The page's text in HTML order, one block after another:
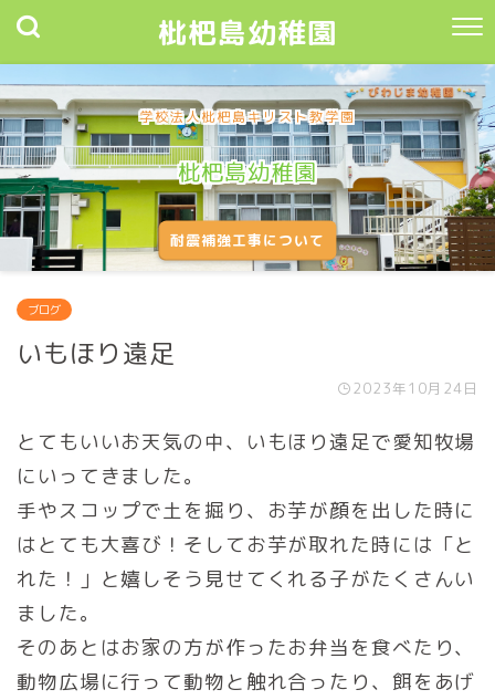
枇杷島幼稚園
学校法人枇杷島キリスト教学園
枇杷島幼稚園
耐震補強工事について
ブログ
いもほり遠足
2023年10月24日
とてもいいお天気の中、いもほり遠足で愛知牧場
にいってきました。
手やスコップで土を掘り、お芋が顔を出した時に
はとても大喜び！そしてお芋が取れた時には「と
れた！」と嬉しそう見せてくれる子がたくさんい
ました。
そのあとはお家の方が作ったお弁当を食べたり、
動物広場に行って動物と触れ合ったり、餌をあげ